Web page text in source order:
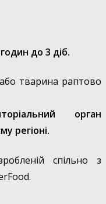
до 3 діб.
тварина раптово
орган
регіоні.
спільно з